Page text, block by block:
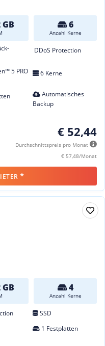
6
Anzahl Kerne
DDoS Protection
5 PRO
6 Kerne
Automatisches
Backup
€ 52,44
Durchschnittspreis pro Monat
€ 57,48/Monat
*
4
Anzahl Kerne
SSD
1 Festplatten